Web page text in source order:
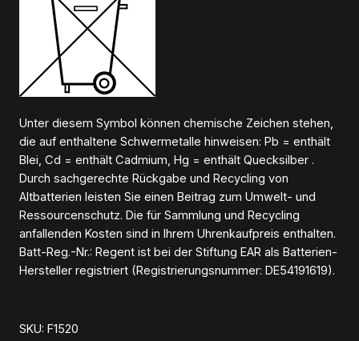
Unter diesem Symbol können chemische Zeichen stehen,
die auf enthaltene Schwermetalle hinweisen: Pb = enthält
Blei, Cd = enthält Cadmium, Hg = enthält Quecksilber .
Durch sachgerechte Rückgabe und Recycling von
Altbatterien leisten Sie einen Beitrag zum Umwelt- und
Ressourcenschutz. Die für Sammlung und Recycling
anfallenden Kosten sind in Ihrem Uhrenkaufpreis enthalten.
Batt-Reg.-Nr.: Regent ist bei der Stiftung EAR als Batterien-
Hersteller registriert (Registrierungsnummer: DE54191619).
SKU: F1520